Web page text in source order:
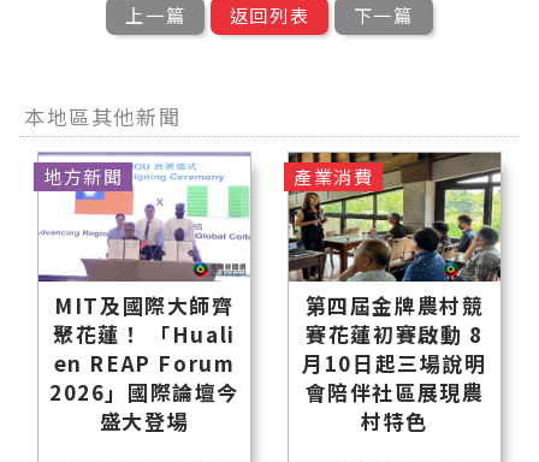
上一篇 返回列表 下一篇
本地區其他新聞
MIT及國際大師齊
聚花蓮！ 「Huali
en REAP Forum
2026」國際論壇今
盛大登場
地方新聞
第四屆金牌農村競
賽花蓮初賽啟動 8
月10日起三場說明
會陪伴社區展現農
村特色
產業消費